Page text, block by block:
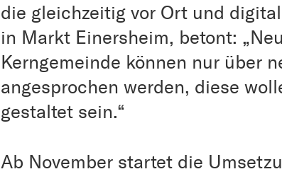
die gleichzeitig vor Ort und
in Markt Einersheim, betont:
Kerngemeinde können nur über
angesprochen werden, diese
gestaltet sein.“
Ab November startet die